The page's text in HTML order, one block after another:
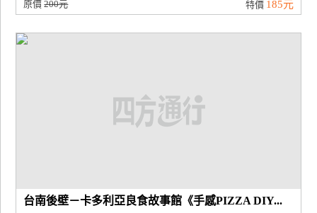
品
宣
傳
原價200元 特價 185元
台南後壁－卡多利亞良食故事館《手感PIZZA DIY...